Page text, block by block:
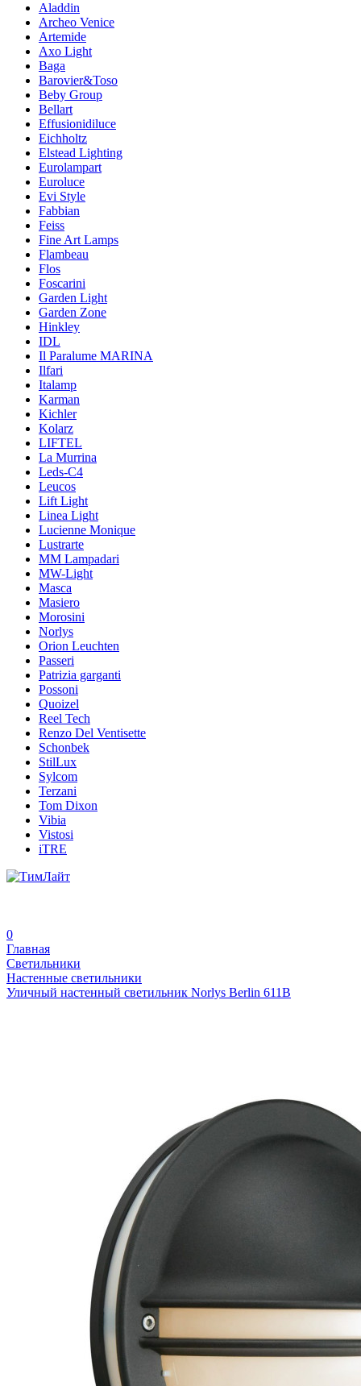
Aladdin
Archeo Venice
Artemide
Axo Light
Baga
Barovier&Toso
Beby Group
Bellart
Effusionidiluce
Eichholtz
Elstead Lighting
Eurolampart
Euroluce
Evi Style
Fabbian
Feiss
Fine Art Lamps
Flambeau
Flos
Foscarini
Garden Light
Garden Zone
Hinkley
IDL
Il Paralume MARINA
Ilfari
Italamp
Karman
Kichler
Kolarz
LIFTEL
La Murrina
Leds-C4
Leucos
Lift Light
Linea Light
Lucienne Monique
Lustrarte
MM Lampadari
MW-Light
Masca
Masiero
Morosini
Norlys
Orion Leuchten
Passeri
Patrizia garganti
Possoni
Quoizel
Reel Tech
Renzo Del Ventisette
Schonbek
StilLux
Sylcom
Terzani
Tom Dixon
Vibia
Vistosi
iTRE
0
Главная
Светильники
Настенные светильники
Уличный настенный светильник Norlys Berlin 611B